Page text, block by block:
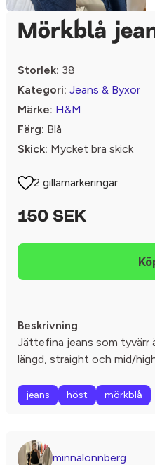
Mörkblå
Storlek: 38
Kategori: Jeans & Byxor
Märke: H&M
Färg: Blå
Skick: Mycket bra skick
2 gillamarkeringar
150 SEK
Beskrivning
Jättefina jeans som tyvärr
längd, straight och mid/
jeans höst mörkblå
minnalonnberg